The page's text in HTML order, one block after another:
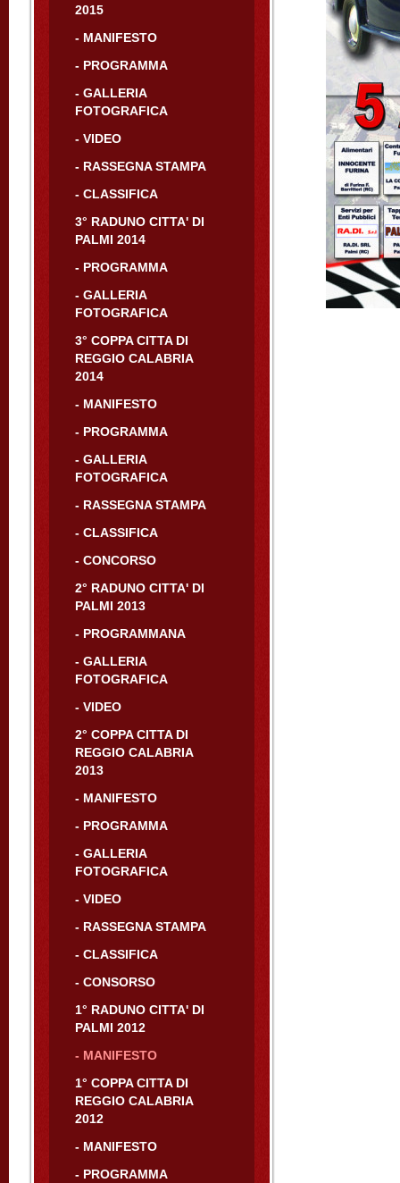
2015
- MANIFESTO
- PROGRAMMA
- GALLERIA
FOTOGRAFICA
- VIDEO
- RASSEGNA STAMPA
- CLASSIFICA
3° RADUNO CITTA' DI
PALMI 2014
- PROGRAMMA
- GALLERIA
FOTOGRAFICA
3° COPPA CITTA DI
REGGIO CALABRIA
2014
- MANIFESTO
- PROGRAMMA
- GALLERIA
FOTOGRAFICA
- RASSEGNA STAMPA
- CLASSIFICA
- CONCORSO
2° RADUNO CITTA' DI
PALMI 2013
- PROGRAMMANA
- GALLERIA
FOTOGRAFICA
- VIDEO
2° COPPA CITTA DI
REGGIO CALABRIA
2013
- MANIFESTO
- PROGRAMMA
- GALLERIA
FOTOGRAFICA
- VIDEO
- RASSEGNA STAMPA
- CLASSIFICA
- CONSORSO
1° RADUNO CITTA' DI
PALMI 2012
- MANIFESTO
1° COPPA CITTA DI
REGGIO CALABRIA
2012
- MANIFESTO
- PROGRAMMA